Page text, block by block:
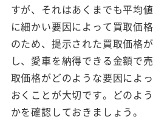
すが、それはあくまでも平均
に細かい要因によって買取価
のため、提示された買取価格
し、愛車を納得できる金額で
取価格がどのような要因によ
おくことが大切です。どのよ
かを確認しておきましょう。